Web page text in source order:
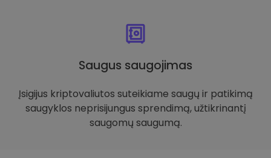
Saugus saugojimas
Įsigijus kriptovaliutos suteikiame saugų ir patikimą
saugyklos neprisijungus sprendimą, užtikrinantį
saugomų saugumą.